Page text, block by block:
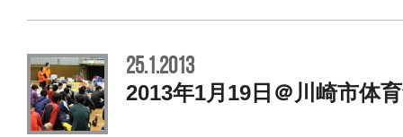
25.1.2013
2013年1月19日＠川崎市